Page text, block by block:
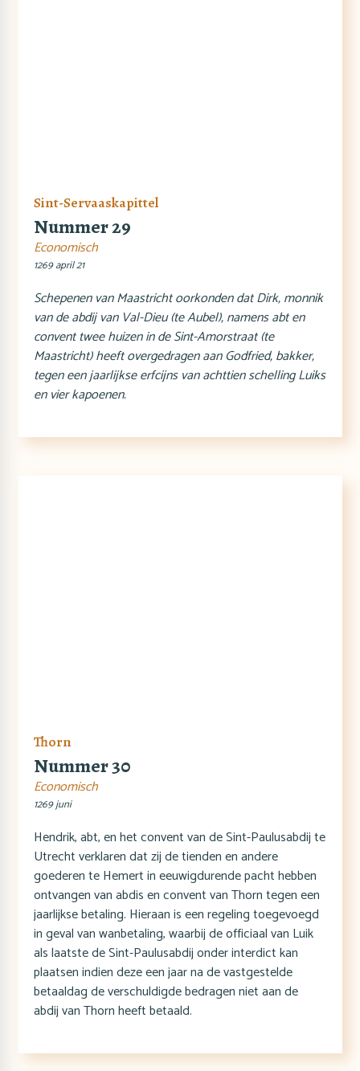
Sint-Servaaskapittel
Nummer 29
Economisch
1269 april 21
Schepenen van Maastricht oorkonden dat Dirk, monnik
van de abdij van Val-Dieu (te Aubel), namens abt en
convent twee huizen in de Sint-Amorstraat (te
Maastricht) heeft overgedragen aan Godfried, bakker,
tegen een jaarlijkse erfcijns van achttien schelling Luiks
en vier kapoenen.
Thorn
Nummer 30
Economisch
1269 juni
Hendrik, abt, en het convent van de Sint-Paulusabdij te
Utrecht verklaren dat zij de tienden en andere
goederen te Hemert in eeuwigdurende pacht hebben
ontvangen van abdis en convent van Thorn tegen een
jaarlijkse betaling. Hieraan is een regeling toegevoegd
in geval van wanbetaling, waarbij de officiaal van Luik
als laatste de Sint-Paulusabdij onder interdict kan
plaatsen indien deze een jaar na de vastgestelde
betaaldag de verschuldigde bedragen niet aan de
abdij van Thorn heeft betaald.